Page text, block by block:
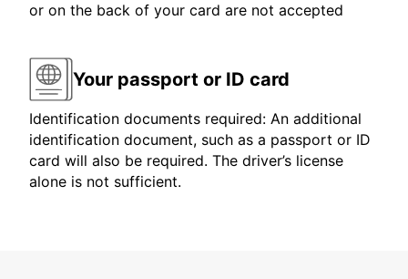
or on the back of your card are not accepted
Your passport or ID card
Identification documents required: An additional
identification document, such as a passport or ID
card will also be required. The driver’s license
alone is not sufficient.